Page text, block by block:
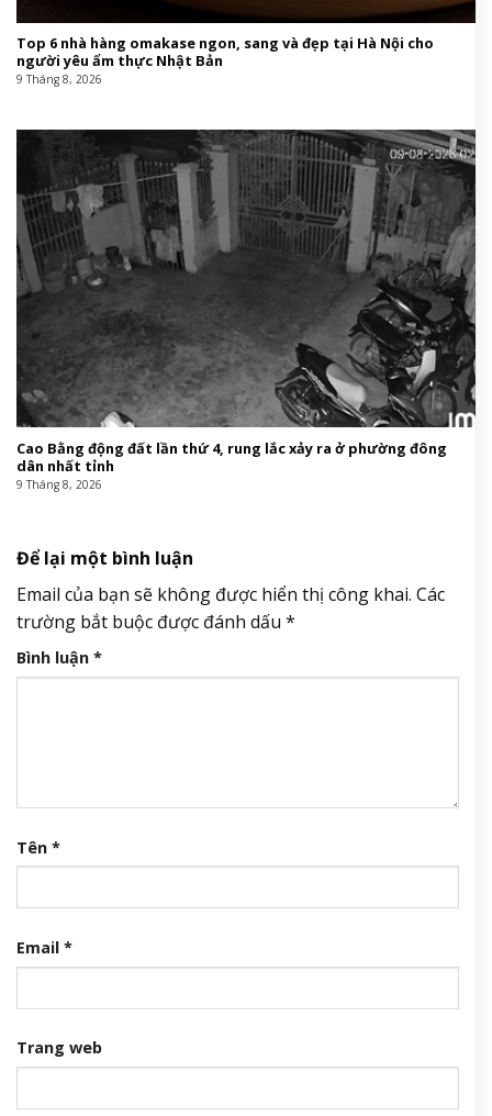
Top 6 nhà hàng omakase ngon, sang và đẹp tại Hà Nội cho
người yêu ẩm thực Nhật Bản
9 Tháng 8, 2026
Cao Bằng động đất lần thứ 4, rung lắc xảy ra ở phường đông
dân nhất tỉnh
9 Tháng 8, 2026
Để lại một bình luận
Email của bạn sẽ không được hiển thị công khai. Các
trường bắt buộc được đánh dấu *
Bình luận *
Tên *
Email *
Trang web